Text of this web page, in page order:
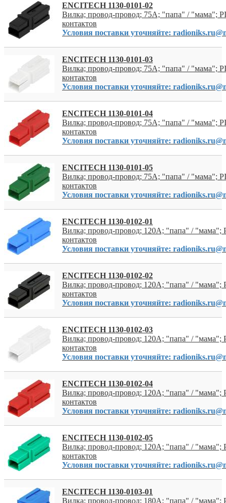
ENCITECH 1130-0101-02
Вилка; провод-провод; 75A; "папа" / "мама";
контактов
Условия поставки уточняйте:
ENCITECH 1130-0101-03
Вилка; провод-провод; 75A; "папа" / "мама";
контактов
Условия поставки уточняйте:
ENCITECH 1130-0101-04
Вилка; провод-провод; 75A; "папа" / "мама";
контактов
Условия поставки уточняйте:
ENCITECH 1130-0101-05
Вилка; провод-провод; 75A; "папа" / "мама";
контактов
Условия поставки уточняйте:
ENCITECH 1130-0102-01
Вилка; провод-провод; 120A; "папа" / "мама";
контактов
Условия поставки уточняйте:
ENCITECH 1130-0102-02
Вилка; провод-провод; 120A; "папа" / "мама";
контактов
Условия поставки уточняйте:
ENCITECH 1130-0102-03
Вилка; провод-провод; 120A; "папа" / "мама";
контактов
Условия поставки уточняйте:
ENCITECH 1130-0102-04
Вилка; провод-провод; 120A; "папа" / "мама";
контактов
Условия поставки уточняйте:
ENCITECH 1130-0102-05
Вилка; провод-провод; 120A; "папа" / "мама";
контактов
Условия поставки уточняйте:
ENCITECH 1130-0103-01
Вилка; провод-провод; 180A; "папа" / "мама";